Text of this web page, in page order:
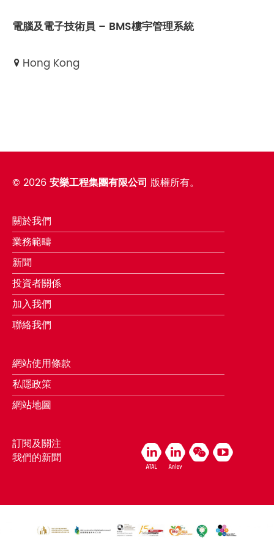
電腦及電子技術員 – BMS樓宇管理系統
Hong Kong
© 2026安樂工程集團有限公司 版權所有。
關於我們
業務範疇
新聞
投資者關係
加入我們
聯絡我們
網站使用條款
私隱政策
網站地圖
訂閱及關注
我們的新聞